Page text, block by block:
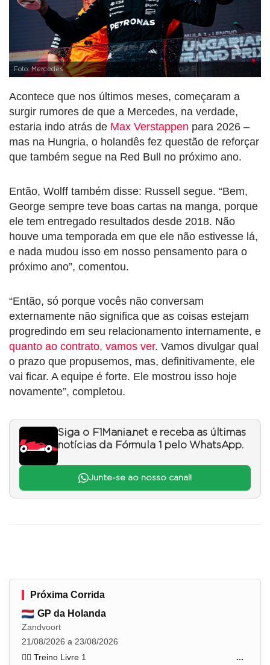
Foto: Mercedes
Acontece que nos últimos meses, começaram a
surgir rumores de que a Mercedes, na verdade,
estaria indo atrás de Max Verstappen para 2026 –
mas na Hungria, o holandês fez questão de reforçar
que também segue na Red Bull no próximo ano.
Então, Wolff também disse: Russell segue. “Bem,
George sempre teve boas cartas na manga, porque
ele tem entregado resultados desde 2018. Não
houve uma temporada em que ele não estivesse lá,
e nada mudou isso em nosso pensamento para o
próximo ano”, comentou.
“Então, só porque vocês não conversam
externamente não significa que as coisas estejam
progredindo em seu relacionamento internamente, e
quanto ao contrato, vamos ver. Vamos divulgar qual
o prazo que propusemos, mas, definitivamente, ele
vai ficar. A equipe é forte. Ele mostrou isso hoje
novamente”, completou.
Siga o F1Mania.net e receba as últimas
notícias da Fórmula 1 pelo WhatsApp.
Junte-se ao nosso canal!
Próxima Corrida
GP da Holanda
Zandvoort
21/08/2026 a 23/08/2026
🏋️‍♂️ Treino Livre 1
...